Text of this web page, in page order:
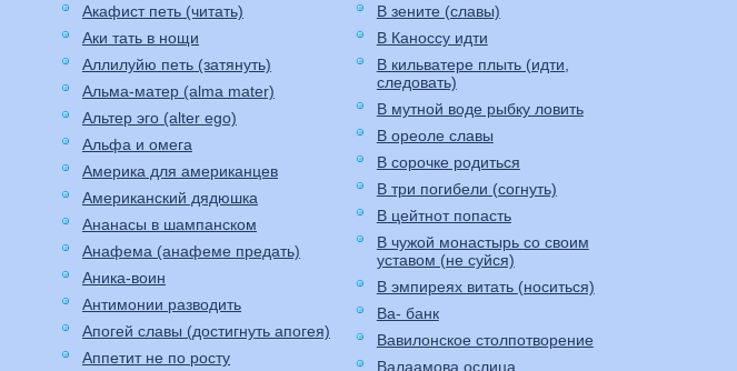
Акафист петь (читать)
Аки тать в нощи
Аллилуйю петь (затянуть)
Альма-матер (alma mater)
Альтер эго (alter ego)
Альфа и омега
Америка для американцев
Американский дядюшка
Ананасы в шампанском
Анафема (анафеме предать)
Аника-воин
Антимонии разводить
Апогей славы (достигнуть апогея)
Аппетит не по росту
В зените (славы)
В Каноссу идти
В кильватере плыть (идти,
следовать)
В мутной воде рыбку ловить
В ореоле славы
В сорочке родиться
В три погибели (согнуть)
В цейтнот попасть
В чужой монастырь со своим
уставом (не суйся)
В эмпиреях витать (носиться)
Ва- банк
Вавилонское столпотворение
Валаамова ослица